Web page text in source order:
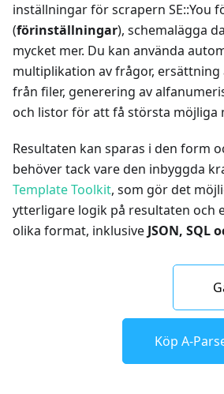
inställningar för scrapern SE::You
(förinställningar), schemalägga
mycket mer. Du kan använda
multiplikation av frågor,
från filer, generering av
och listor för att få största möjliga
Resultaten kan sparas i den form
behöver tack vare den inbyggda
Template Toolkit, som gör det
ytterligare logik på resultaten och
olika format, inklusive JSON, SQL
Köp A-